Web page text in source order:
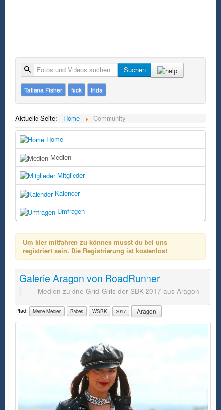
Suche Suchen
Tatiana Fisher fuck frida
Aktuelle Seite: Home Community
Home
Medien
Mitglieder
Kalender
Umfragen
Um hier mitfahren zu können musst du bei uns
registriert sein. Die Registrierung ist kostenlos!
Galerie Aragon von RoadRunner
Medien zu dne Grid-Girls der SBK 2017 aus Aragon
Pfad: Meine Medien Babes WSBK 2017 Aragon